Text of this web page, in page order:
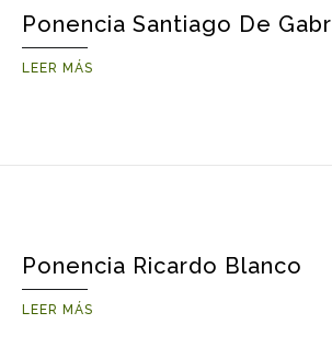
Ponencia Santiago De
LEER MÁS
Ponencia Ricardo Blanco
LEER MÁS